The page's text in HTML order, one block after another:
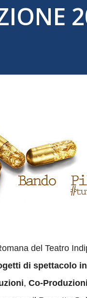
del Teatro
di spettacolo
, Co-